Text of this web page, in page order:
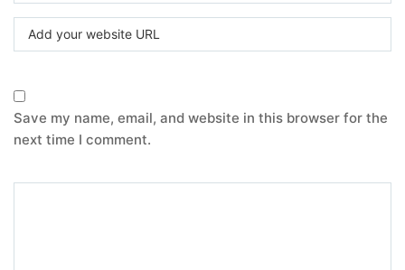
Save my name, email, and website in this browser for the
next time I comment.